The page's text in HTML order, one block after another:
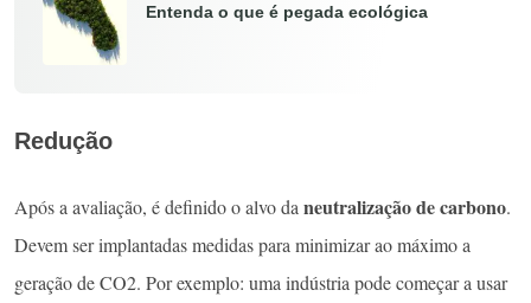
Entenda o que é pegada ecológica
Redução
Após a avaliação, é definido o alvo da neutralização de carbono.
Devem ser implantadas medidas para minimizar ao máximo a
geração de CO2. Por exemplo: uma indústria pode começar a usar